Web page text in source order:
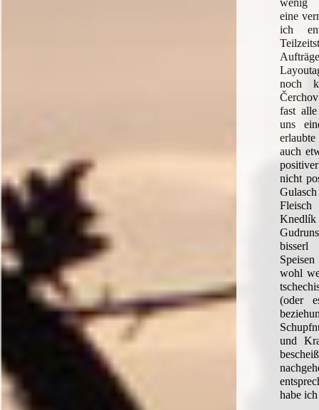
eine
ich
noch
fast
uns
auch
nicht
bisserl
wohl
(oder
und
habe